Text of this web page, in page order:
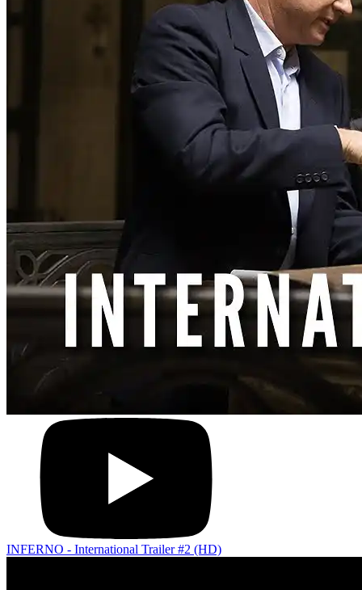
INFERNO - International Trailer #2 (HD)